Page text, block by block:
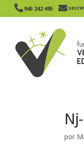
 945 242 495​ 
por